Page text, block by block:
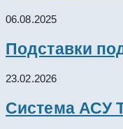
06.08.2025
Подставки
23.02.2026
Система АСУ